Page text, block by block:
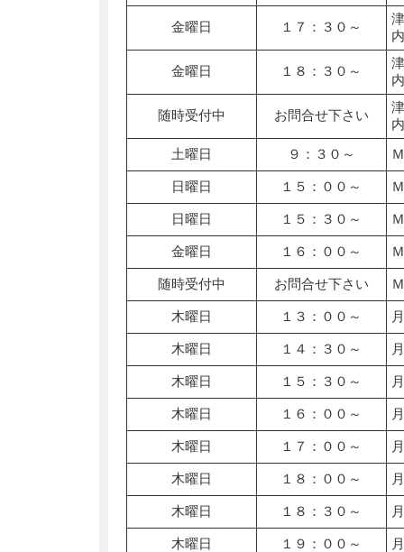
金曜日 １７：３０～
金曜日 １８：３０～
随時受付中 お問合せ下さい
土曜日
９：３０～
日曜日 １５：００～
日曜日 １５：３０～
金曜日 １６：００～
随時受付中 お問合せ下さい
木曜日 １３：００～
木曜日 １４：３０～
木曜日 １５：３０～
木曜日 １６：００～
木曜日 １７：００～
木曜日 １８：００～
木曜日 １８：３０～
木曜日 １９：００～